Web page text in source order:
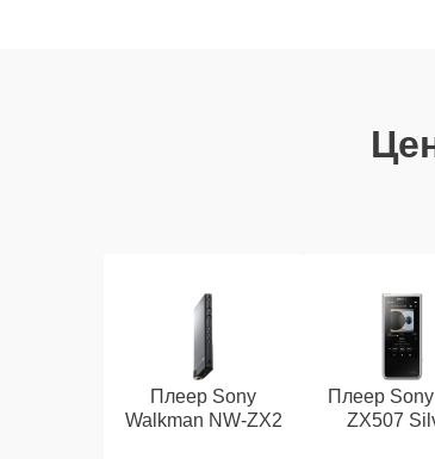
Плеер Sony
Walkman NW-ZX2
Плеер
ZX507